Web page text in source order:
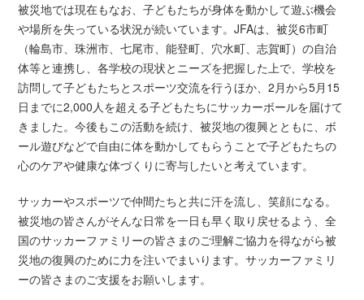
被災地では現在もなお、子どもたちが身体を動かして遊ぶ機会
や場所を失っている状況が続いています。JFAは、被災6市町
（輪島市、珠洲市、七尾市、能登町、穴水町、志賀町）の自治
体等と連携し、各学校の現状とニーズを把握した上で、学校を
訪問して子どもたちとスポーツ交流を行うほか、2月から5月15
日までに2,000人を超える子どもたちにサッカーボールを届けて
きました。今後もこの活動を続け、被災地の復興とともに、ボ
ール遊びなどで自由に体を動かしてもらうことで子どもたちの
心のケアや健康な体づくりに寄与したいと考えています。
サッカーやスポーツで仲間たちと共に汗を流し、笑顔になる。
被災地の皆さんがそんな日常を一日も早く取り戻せるよう、全
国のサッカーファミリーの皆さまのご理解ご協力を得ながら被
災地の復興のために力を注いでまいります。サッカーファミリ
ーの皆さまのご支援をお願いします。